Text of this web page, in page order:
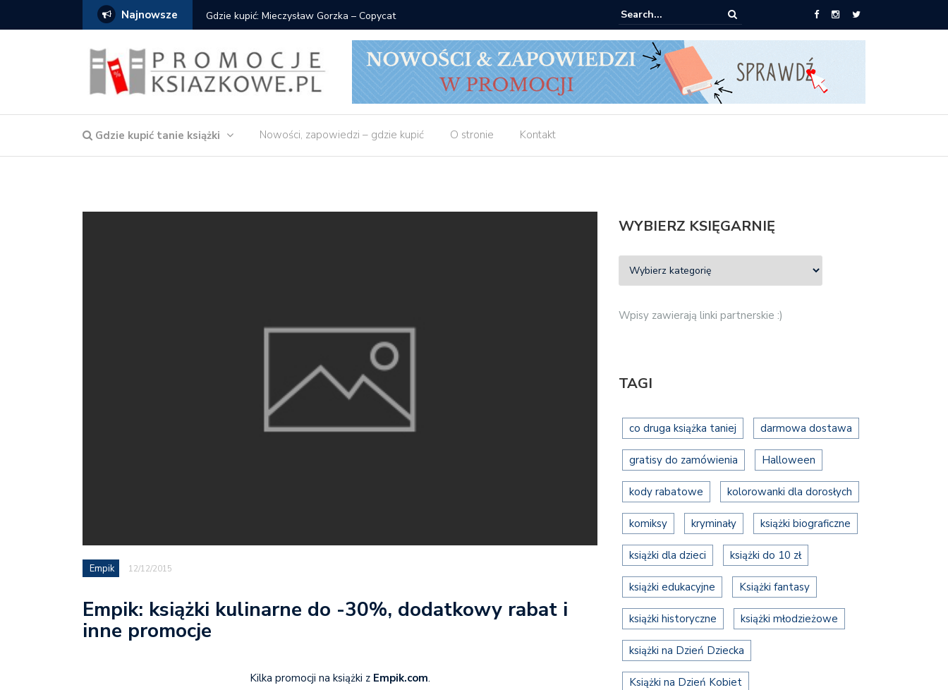
Najnowsze Gdzie kupić: Mieczysław Gorzka – Copycat Znak: książki od 2,90 zł do zamówienia
Gdzie kupić tanie książki Nowości, zapowiedzi – gdzie kupić O stronie Kontakt
Empik 12/12/2015
Empik: książki kulinarne do -30%, dodatkowy rabat i
inne promocje
Kilka promocji na książki z Empik.com.
WYBIERZ KSIĘGARNIĘ
Wpisy zawierają linki partnerskie :)
TAGI
co druga książka taniej darmowa dostawa
gratisy do zamówienia Halloween
kody rabatowe kolorowanki dla dorosłych
komiksy kryminały książki biograficzne
książki dla dzieci książki do 10 zł
książki edukacyjne Książki fantasy
książki historyczne książki młodzieżowe
książki na Dzień Dziecka
Książki na Dzień Kobiet